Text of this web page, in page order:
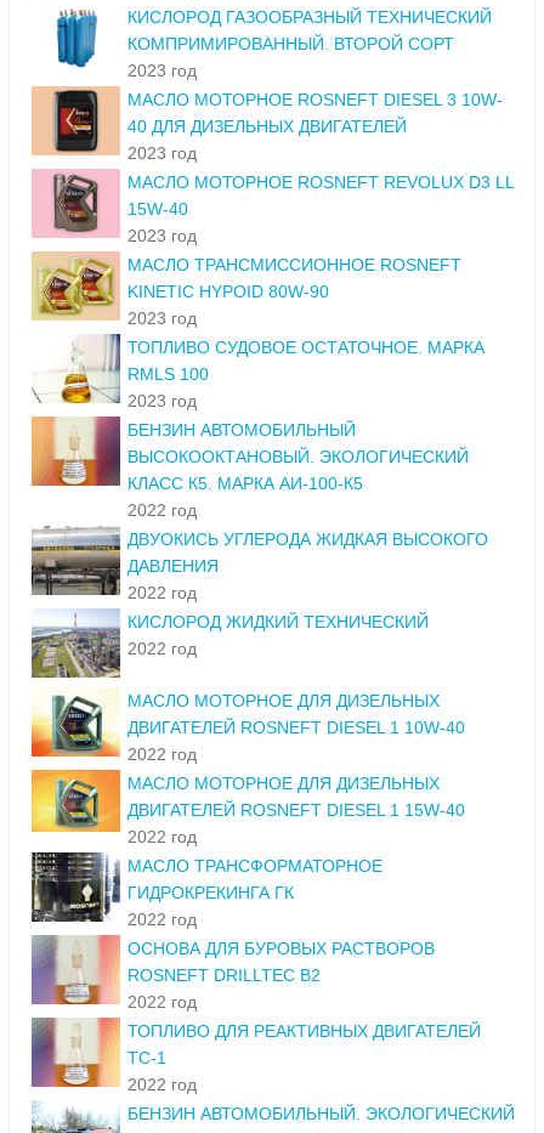
КИСЛОРОД ГАЗООБРАЗНЫЙ ТЕХНИЧЕСКИЙ
КОМПРИМИРОВАННЫЙ. ВТОРОЙ СОРТ
2023 год
МАСЛО МОТОРНОЕ ROSNEFT DIESEL 3 10W-
40 ДЛЯ ДИЗЕЛЬНЫХ ДВИГАТЕЛЕЙ
2023 год
МАСЛО МОТОРНОЕ ROSNEFT REVOLUX D3 LL
15W-40
2023 год
МАСЛО ТРАНСМИССИОННОЕ ROSNEFT
KINETIC HYPOID 80W-90
2023 год
ТОПЛИВО СУДОВОЕ ОСТАТОЧНОЕ. МАРКА
RMLS 100
2023 год
БЕНЗИН АВТОМОБИЛЬНЫЙ
ВЫСОКООКТАНОВЫЙ. ЭКОЛОГИЧЕСКИЙ
КЛАСС К5. МАРКА АИ-100-К5
2022 год
ДВУОКИСЬ УГЛЕРОДА ЖИДКАЯ ВЫСОКОГО
ДАВЛЕНИЯ
2022 год
КИСЛОРОД ЖИДКИЙ ТЕХНИЧЕСКИЙ
2022 год
МАСЛО МОТОРНОЕ ДЛЯ ДИЗЕЛЬНЫХ
ДВИГАТЕЛЕЙ ROSNEFT DIESEL 1 10W-40
2022 год
МАСЛО МОТОРНОЕ ДЛЯ ДИЗЕЛЬНЫХ
ДВИГАТЕЛЕЙ ROSNEFT DIESEL 1 15W-40
2022 год
МАСЛО ТРАНСФОРМАТОРНОЕ
ГИДРОКРЕКИНГА ГК
2022 год
ОСНОВА ДЛЯ БУРОВЫХ РАСТВОРОВ
ROSNEFT DRILLTEC B2
2022 год
ТОПЛИВО ДЛЯ РЕАКТИВНЫХ ДВИГАТЕЛЕЙ
ТС-1
2022 год
БЕНЗИН АВТОМОБИЛЬНЫЙ. ЭКОЛОГИЧЕСКИЙ